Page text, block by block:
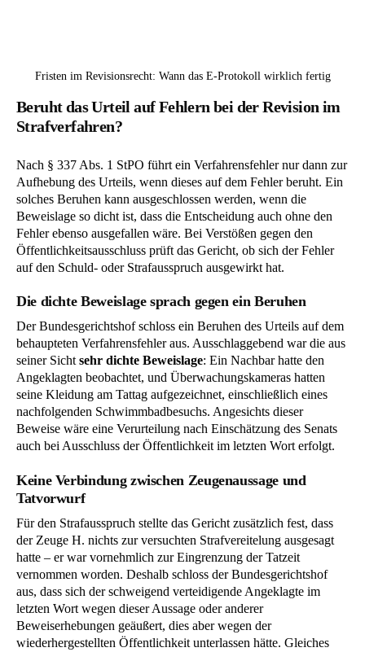
Fristen im Revisionsrecht: Wann das E-Protokoll wirklich fertig
Beruht das Urteil auf Fehlern bei der Revision im
Strafverfahren?
Nach § 337 Abs. 1 StPO führt ein Verfahrensfehler nur dann zur
Aufhebung des Urteils, wenn dieses auf dem Fehler beruht. Ein
solches Beruhen kann ausgeschlossen werden, wenn die
Beweislage so dicht ist, dass die Entscheidung auch ohne den
Fehler ebenso ausgefallen wäre. Bei Verstößen gegen den
Öffentlichkeitsausschluss prüft das Gericht, ob sich der Fehler
auf den Schuld- oder Strafausspruch ausgewirkt hat.
Die dichte Beweislage sprach gegen ein Beruhen
Der Bundesgerichtshof schloss ein Beruhen des Urteils auf dem
behaupteten Verfahrensfehler aus. Ausschlaggebend war die aus
seiner Sicht sehr dichte Beweislage: Ein Nachbar hatte den
Angeklagten beobachtet, und Überwachungskameras hatten
seine Kleidung am Tattag aufgezeichnet, einschließlich eines
nachfolgenden Schwimmbadbesuchs. Angesichts dieser
Beweise wäre eine Verurteilung nach Einschätzung des Senats
auch bei Ausschluss der Öffentlichkeit im letzten Wort erfolgt.
Keine Verbindung zwischen Zeugenaussage und
Tatvorwurf
Für den Strafausspruch stellte das Gericht zusätzlich fest, dass
der Zeuge H. nichts zur versuchten Strafvereitelung ausgesagt
hatte – er war vornehmlich zur Eingrenzung der Tatzeit
vernommen worden. Deshalb schloss der Bundesgerichtshof
aus, dass sich der schweigend verteidigende Angeklagte im
letzten Wort wegen dieser Aussage oder anderer
Beweiserhebungen geäußert, dies aber wegen der
wiederhergestellten Öffentlichkeit unterlassen hätte. Gleiches